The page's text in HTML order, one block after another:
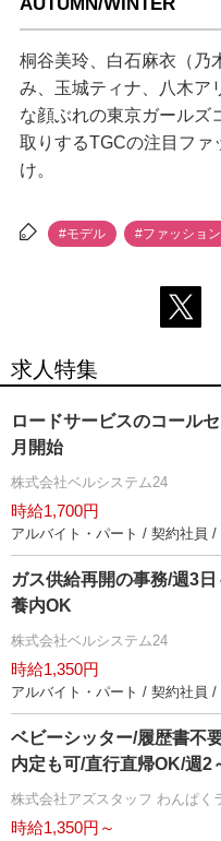
AUTUMN/WINTER
桐谷美玲、白石麻衣（
み、玉城ティナ、八木ア
な顔ぶれの東京ガールズ
取りするTGCの注目ファ
け。
#モデル #ファッション
求人特集
ロードサービスのコール
月開始
株式会社ベルシステム24
時給1,700円
アルバイト・パート / 契約社員 /
ガス供給再開の事務/週3
養内OK
株式会社ベルシステム24
時給1,350円
アルバイト・パート / 契約社員 /
ベビーシッター/履歴書不
内定も可/直行直帰OK/週2
株式会社アズスタッフ わんぱく
時給1,350円～